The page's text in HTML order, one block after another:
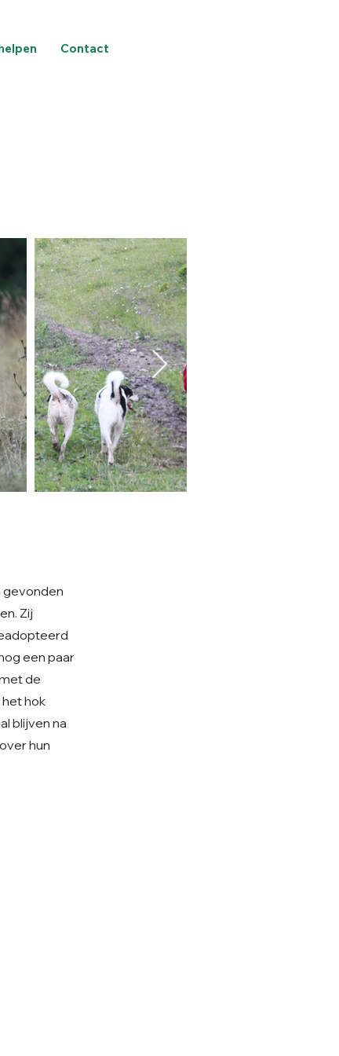
Contact
gevonden
Zij
een paar
de
het hok
blijven na
hun